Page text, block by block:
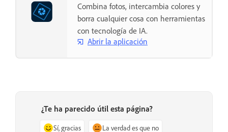
Combina fotos, intercambia colores y
borra cualquier cosa con herramientas
con tecnología de IA.
Abrir la aplicación
¿Te ha parecido útil esta página?
Sí, gracias La verdad es que no